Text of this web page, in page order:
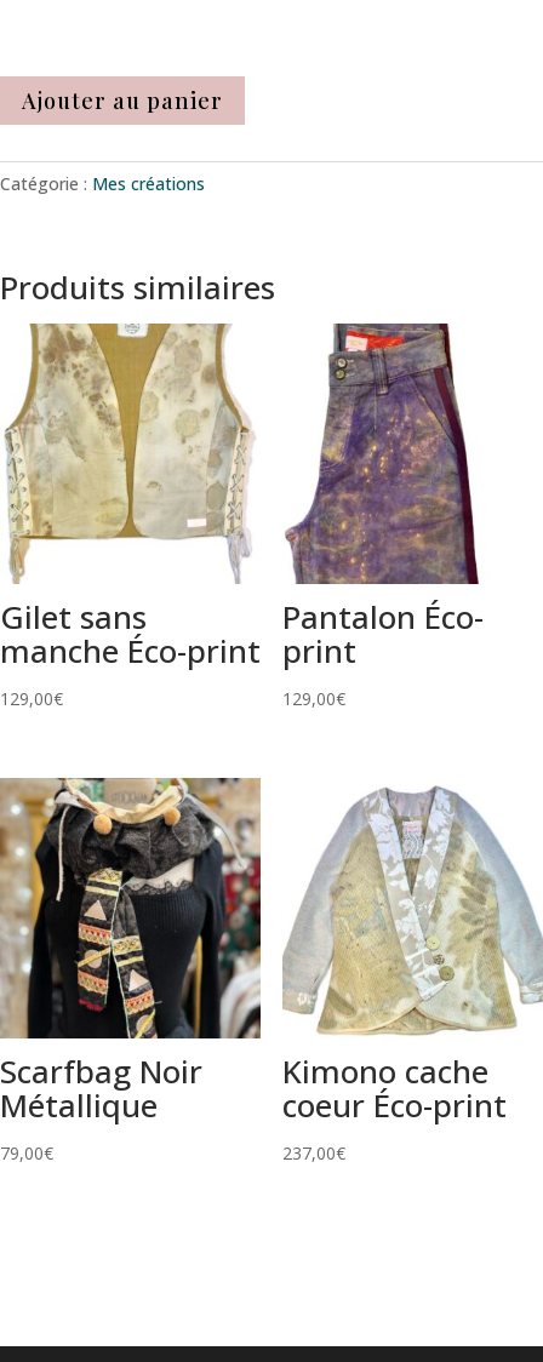
Ajouter au panier
Catégorie : Mes créations
Produits similaires
Gilet sans
manche Éco-print
129,00€
Pantalon Éco-
print
129,00€
Scarfbag Noir
Métallique
79,00€
Kimono cache
coeur Éco-print
237,00€